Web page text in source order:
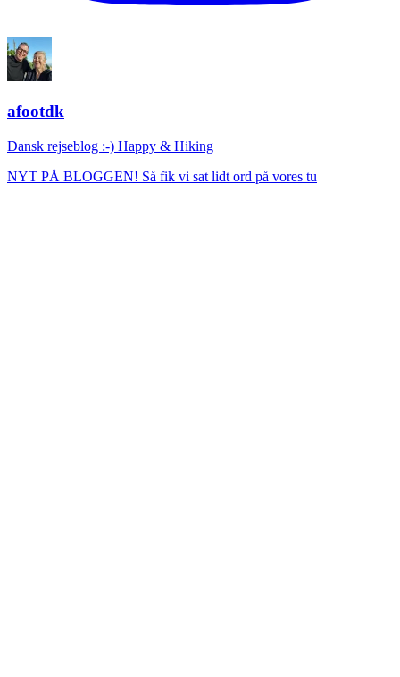
afootdk
Dansk rejseblog :-) Happy & Hiking
NYT PÅ BLOGGEN! Så fik vi sat lidt ord på vores tu